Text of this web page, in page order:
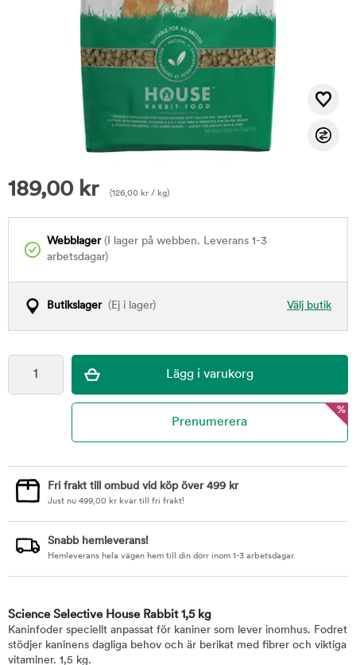
189,00 kr (126,00 kr / kg)
Webblager(I lager på webben. Leverans 1-3
arbetsdagar)
Välj butik
Butikslager(Ej i lager)
%
Fri frakt till ombud vid köp över 499 kr
Just nu 499,00 kr kvar till fri frakt!
Snabb hemleverans!
Hemleverans hela vägen hem till din dörr inom 1-3 arbetsdagar.
Science Selective House Rabbit 1,5 kg
Kaninfoder speciellt anpassat för kaniner som lever inomhus. Fodret
stödjer kaninens dagliga behov och är berikat med fibrer och viktiga
vitaminer. 1,5 kg.